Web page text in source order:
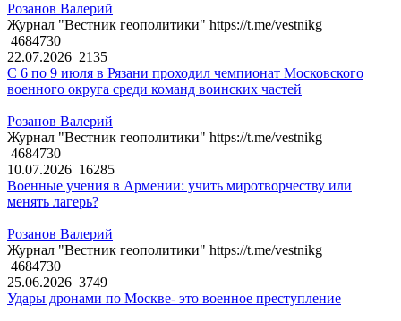
Розанов Валерий
Журнал "Вестник геополитики" https://t.me/vestnikg
4684730
22.07.2026 2135
С 6 по 9 июля в Рязани проходил чемпионат Московского
военного округа среди команд воинских частей
Розанов Валерий
Журнал "Вестник геополитики" https://t.me/vestnikg
4684730
10.07.2026 16285
Военные учения в Армении: учить миротворчеству или
менять лагерь?
Розанов Валерий
Журнал "Вестник геополитики" https://t.me/vestnikg
4684730
25.06.2026 3749
Удары дронами по Москве- это военное преступление